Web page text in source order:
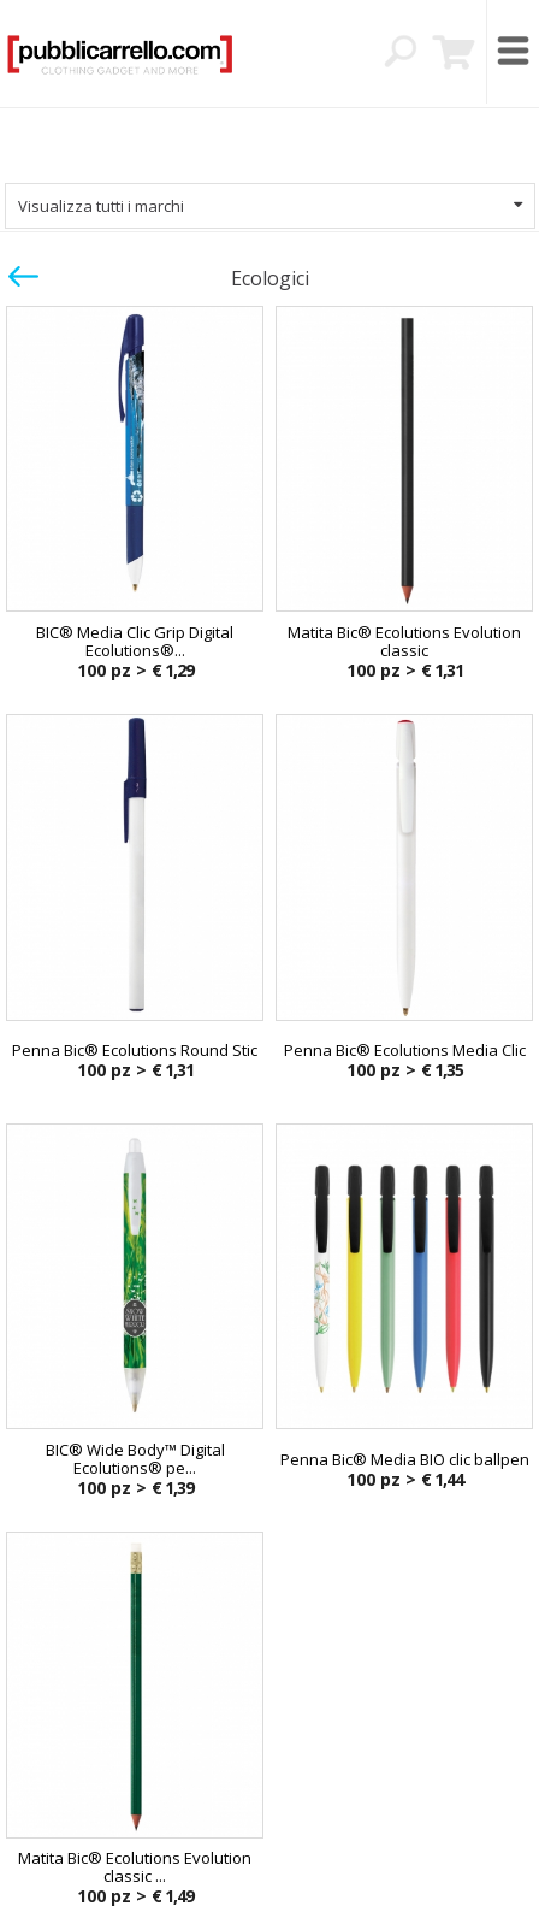
Visualizza tutti i marchi
Ecologici
BIC® Media Clic Grip Digital
Ecolutions®...
100 pz > € 1,29
Matita Bic® Ecolutions Evolution
classic
100 pz > € 1,31
Penna Bic® Ecolutions Round Stic
100 pz > € 1,31
Penna Bic® Ecolutions Media Clic
100 pz > € 1,35
BIC® Wide Body™ Digital
Ecolutions® pe...
100 pz > € 1,39
Penna Bic® Media BIO clic ballpen
100 pz > € 1,44
Matita Bic® Ecolutions Evolution
classic ...
100 pz > € 1,49